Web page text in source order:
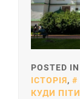
POSTED IN
ІСТОРІЯ,
КУДИ ПІТИ